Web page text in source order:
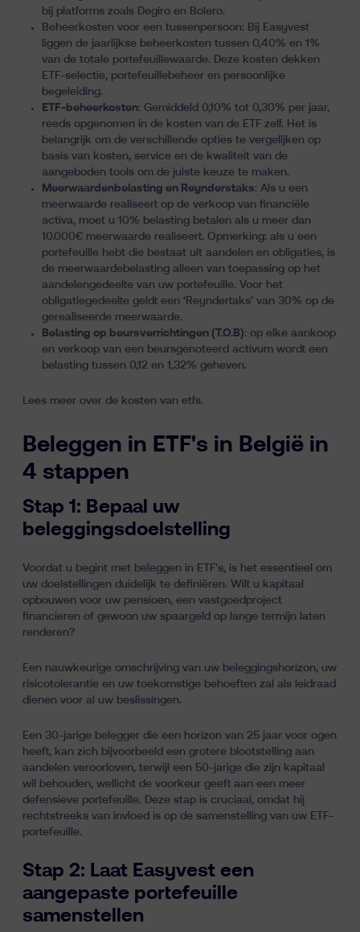
bij platforms zoals Degiro en Bolero.
Beheerkosten voor een tussenpersoon: Bij Easyvest
liggen de jaarlijkse beheerkosten tussen 0,40% en 1%
van de totale portefeuillewaarde. Deze kosten dekken
ETF-selectie, portefeuillebeheer en persoonlijke
begeleiding.
ETF-beheerkosten: Gemiddeld 0,10% tot 0,30% per jaar,
reeds opgenomen in de kosten van de ETF zelf. Het is
belangrijk om de verschillende opties te vergelijken op
basis van kosten, service en de kwaliteit van de
aangeboden tools om de juiste keuze te maken.
Meerwaardenbelasting en Reynderstaks: Als u een
meerwaarde realiseert op de verkoop van financiële
activa, moet u 10% belasting betalen als u meer dan
10.000€ meerwaarde realiseert. Opmerking: als u een
portefeuille hebt die bestaat uit aandelen en obligaties, is
de meerwaardebelasting alleen van toepassing op het
aandelengedeelte van uw portefeuille. Voor het
obligatiegedeelte geldt een ‘Reyndertaks’ van 30% op de
gerealiseerde meerwaarde.
Belasting op beursverrichtingen (T.O.B): op elke aankoop
en verkoop van een beursgenoteerd activum wordt een
belasting tussen 0,12 en 1,32% geheven.
Lees meer over de kosten van etfs.
Beleggen in ETF's in België in
4 stappen
Stap 1: Bepaal uw
beleggingsdoelstelling
Voordat u begint met beleggen in ETF's, is het essentieel om
uw doelstellingen duidelijk te definiëren. Wilt u kapitaal
opbouwen voor uw pensioen, een vastgoedproject
financieren of gewoon uw spaargeld op lange termijn laten
renderen?
Een nauwkeurige omschrijving van uw beleggingshorizon, uw
risicotolerantie en uw toekomstige behoeften zal als leidraad
dienen voor al uw beslissingen.
Een 30-jarige belegger die een horizon van 25 jaar voor ogen
heeft, kan zich bijvoorbeeld een grotere blootstelling aan
aandelen veroorloven, terwijl een 50-jarige die zijn kapitaal
wil behouden, wellicht de voorkeur geeft aan een meer
defensieve portefeuille. Deze stap is cruciaal, omdat hij
rechtstreeks van invloed is op de samenstelling van uw ETF-
portefeuille.
Stap 2: Laat Easyvest een
aangepaste portefeuille
samenstellen